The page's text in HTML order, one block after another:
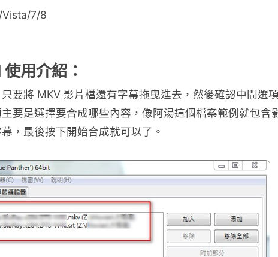
Vista/7/8
用介紹：
要將 MKV 影片檔還有字幕拖曳進去，然後確認中間選
要是選擇要合成哪些內容，像阿湯這個檔案範例就包含
，最後按下開始合成就可以了。